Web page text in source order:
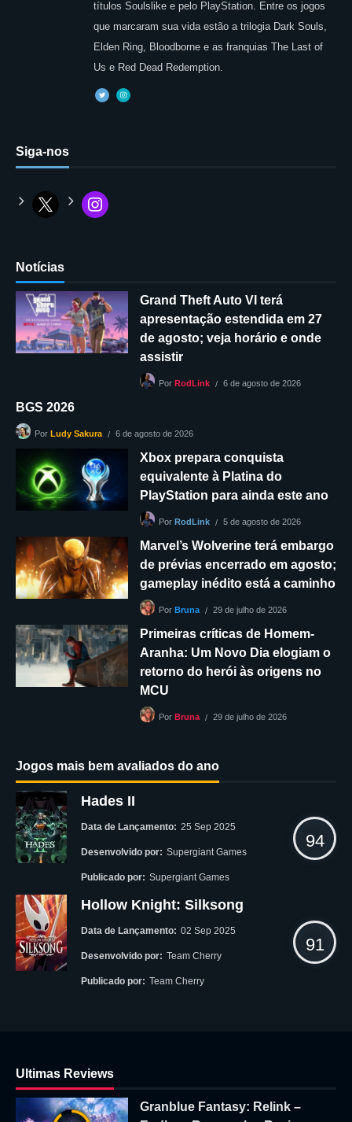
títulos Soulslike e pelo PlayStation. Entre os jogos
que marcaram sua vida estão a trilogia Dark Souls,
Elden Ring, Bloodborne e as franquias The Last of
Us e Red Dead Redemption.
Siga-nos
Notícias
Grand Theft Auto VI terá
apresentação estendida em 27
de agosto; veja horário e onde
assistir
Por RodLink 6 de agosto de 2026
BGS 2026
Por Ludy Sakura 6 de agosto de 2026
Xbox prepara conquista
equivalente à Platina do
PlayStation para ainda este ano
Por RodLink 5 de agosto de 2026
Marvel’s Wolverine terá embargo
de prévias encerrado em agosto;
gameplay inédito está a caminho
Por Bruna 29 de julho de 2026
Primeiras críticas de Homem-
Aranha: Um Novo Dia elogiam o
retorno do herói às origens no
MCU
Por Bruna 29 de julho de 2026
Jogos mais bem avaliados do ano
Hades II
Data de Lançamento: 25 Sep 2025
Desenvolvido por: Supergiant Games
Publicado por: Supergiant Games
94
Hollow Knight: Silksong
Data de Lançamento: 02 Sep 2025
Desenvolvido por: Team Cherry
Publicado por: Team Cherry
91
Ultimas Reviews
Granblue Fantasy: Relink –